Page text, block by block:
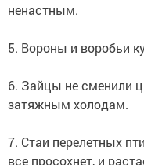
ненастным.
5. Вороны и воробьи
6. Зайцы не сменили
затяжным холодам.
7. Стаи перелетных
все просохнет, и